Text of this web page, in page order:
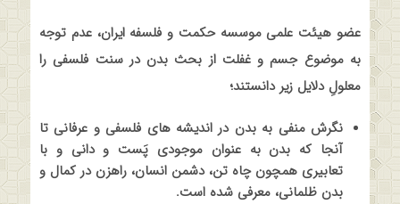
عضو هیئت علمی موسسه حکمت و فلسفه ایران، عدم توجه
به موضوع جسم و غفلت از بحث بدن در سنت فلسفی را
معلولِ دلایل زیر دانستند؛
نگرش منفی به بدن در اندیشه های فلسفی و عرفانی تا
آنجا که بدن به عنوان موجودی پَست و دانی و با
تعابیری همچون چاه تن، دشمن انسان، راهزن در کمال و
بدن ظلمانی، معرفی شده است.